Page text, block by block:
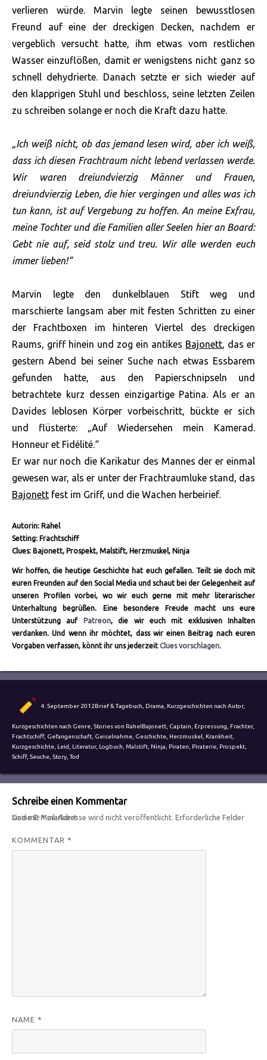
verlieren würde. Marvin legte seinen bewusstlosen
Freund auf eine der dreckigen Decken, nachdem er
vergeblich versucht hatte, ihm etwas vom restlichen
Wasser einzuflößen, damit er wenigstens nicht ganz so
schnell dehydrierte. Danach setzte er sich wieder auf
den klapprigen Stuhl und beschloss, seine letzten Zeilen
zu schreiben solange er noch die Kraft dazu hatte.
„Ich weiß nicht, ob das jemand lesen wird, aber ich weiß,
dass ich diesen Frachtraum nicht lebend verlassen werde.
Wir waren dreiundvierzig Männer und Frauen,
dreiundvierzig Leben, die hier vergingen und alles was ich
tun kann, ist auf Vergebung zu hoffen. An meine Exfrau,
meine Tochter und die Familien aller Seelen hier an Board:
Gebt nie auf, seid stolz und treu. Wir alle werden euch
immer lieben!“
Marvin legte den dunkelblauen Stift weg und
marschierte langsam aber mit festen Schritten zu einer
der Frachtboxen im hinteren Viertel des dreckigen
Raums, griff hinein und zog ein antikes Bajonett, das er
gestern Abend bei seiner Suche nach etwas Essbarem
gefunden hatte, aus den Papierschnipseln und
betrachtete kurz dessen einzigartige Patina. Als er an
Davides leblosen Körper vorbeischritt, bückte er sich
und flüsterte: „Auf Wiedersehen mein Kamerad.
Honneur et Fidélité.“
Er war nur noch die Karikatur des Mannes der er einmal
gewesen war, als er unter der Frachtraumluke stand, das
Bajonett fest im Griff, und die Wachen herbeirief.
Autorin: Rahel
Setting: Frachtschiff
Clues: Bajonett, Prospekt, Malstift, Herzmuskel, Ninja
Wir hoffen, die heutige Geschichte hat euch gefallen. Teilt sie doch mit
euren Freunden auf den Social Media und schaut bei der Gelegenheit auf
unseren Profilen vorbei, wo wir euch gerne mit mehr literarischer
Unterhaltung begrüßen. Eine besondere Freude macht uns eure
Unterstützung auf
Patreon, die wir euch mit exklusiven Inhalten
verdanken. Und wenn ihr möchtet, dass wir einen Beitrag nach euren
Vorgaben verfassen, könnt ihr uns jederzeit Clues vorschlagen.
am
4. September 2012Brief & Tagebuch, Drama, Kurzgeschichten nach Autor,
Kurzgeschichten nach Genre, Stories von RahelSchlagwörter
Bajonett, Captain, Erpressung, Frachter,
Frachtschiff, Gefangenschaft, Geiselnahme, Geschichte, Herzmuskel, Krankheit,
Kurzgeschichte, Leid, Literatur, Logbuch, Malstift, Ninja, Piraten, Piraterie, Prospekt,
Schiff, Seuche, Story,Tod
Schreibe einen Kommentar
Deine E-Mail-Adresse wird nicht veröffentlicht.
Erforderliche Felder sind mit*markiert
KOMMENTAR *
NAME *